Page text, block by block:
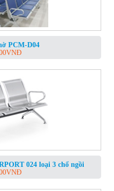
PCM-D04
VNĐ
024 loại 3 chổ ngồi
VNĐ